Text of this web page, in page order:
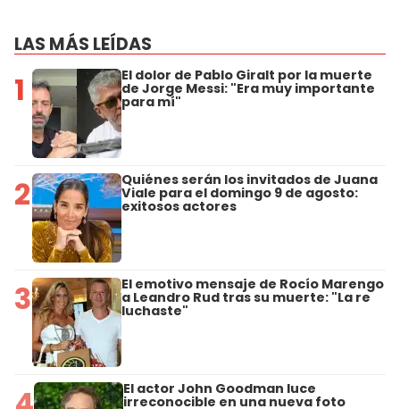
LAS MÁS LEÍDAS
1 El dolor de Pablo Giralt por la muerte
de Jorge Messi: "Era muy importante
para mí"
2 Quiénes serán los invitados de Juana
Viale para el domingo 9 de agosto:
exitosos actores
3 El emotivo mensaje de Rocío Marengo
a Leandro Rud tras su muerte: "La re
luchaste"
El actor John Goodman luce
irreconocible en una nueva foto